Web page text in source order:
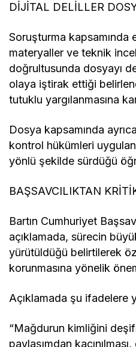
DİJİTAL DELİLLER
Soruşturma kapsamında
materyaller ve teknik
doğrultusunda dosyayı
olaya iştirak ettiği
tutuklu yargılanmasına
Dosya kapsamında
kontrol hükümleri
yönlü şekilde sürdüğü
BAŞSAVCILIKTAN
Bartın Cumhuriyet
açıklamada, sürecin
yürütüldüğü belirtilerek
korunmasına yönelik
Açıklamada şu ifadelere
“Mağdurun kimliğini
paylaşımdan